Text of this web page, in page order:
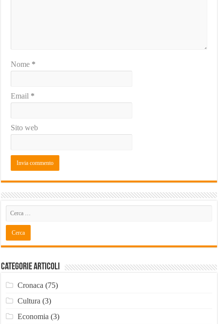
Nome *
Email *
Sito web
Categorie Articoli
Cronaca (75)
Cultura (3)
Economia (3)